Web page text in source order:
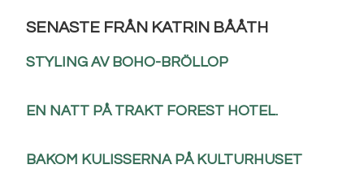
SENASTE FRÅN KATRIN BÅÅTH
STYLING AV BOHO-BRÖLLOP
EN NATT PÅ TRAKT FOREST HOTEL.
BAKOM KULISSERNA PÅ KULTURHUSET